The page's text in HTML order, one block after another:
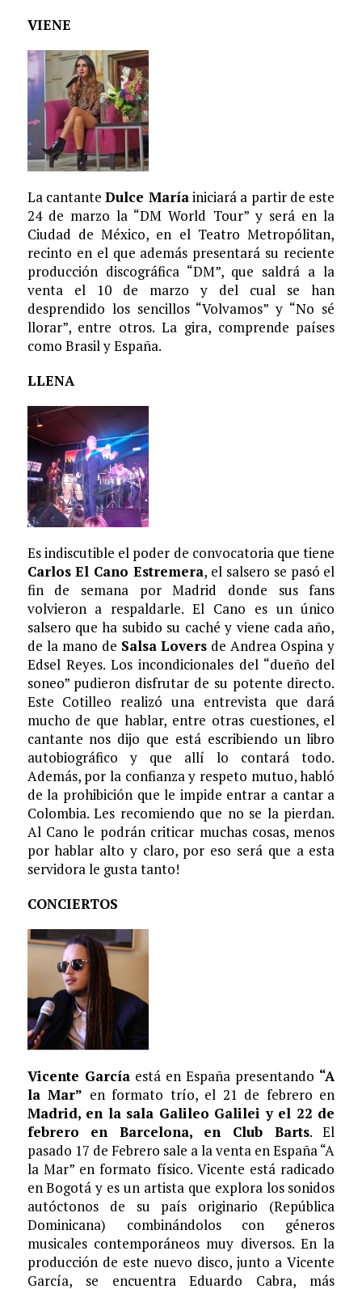
VIENE
La cantanteDulce Maríainiciará a partir de este
24 de marzo la “DM World Tour” y será en la
Ciudad de México, en el Teatro Metropólitan,
recinto en el que además presentará su reciente
producción discográfica “DM”, que saldrá a la
venta el 10 de marzo y del cual se han
desprendido los sencillos “Volvamos” y “No sé
llorar”, entre otros. La gira, comprende países
como Brasil y España.
LLENA
Es indiscutible el poder de convocatoria que tiene
Carlos El Cano Estremera, el salsero se pasó el
fin de semana por Madrid donde sus fans
volvieron a respaldarle. El Cano es un único
salsero que ha subido su caché y viene cada año,
de la mano de Salsa Lovers de Andrea Ospina y
Edsel Reyes. Los incondicionales del “dueño del
soneo” pudieron disfrutar de su potente directo.
Este Cotilleo realizó una entrevista que dará
mucho de que hablar, entre otras cuestiones, el
cantante nos dijo que está escribiendo un libro
autobiográfico y que allí lo contará todo.
Además, por la confianza y respeto mutuo, habló
de la prohibición que le impide entrar a cantar a
Colombia. Les recomiendo que no se la pierdan.
Al Cano le podrán criticar muchas cosas, menos
por hablar alto y claro, por eso será que a esta
servidora le gusta tanto!
CONCIERTOS
Vicente Garcíaestá en España presentando “A
la Mar” en formato trío, el 21 de febrero en
Madrid, en la sala Galileo Galilei y el 22 de
febrero en Barcelona, en Club Barts. El
pasado 17 de Febrero sale a la venta en España “A
la Mar” en formato físico. Vicente está radicado
en Bogotá y es un artista que explora los sonidos
autóctonos de su país originario (República
Dominicana) combinándolos con géneros
musicales contemporáneos muy diversos. En la
producción de este nuevo disco, junto a Vicente
García, se encuentra Eduardo Cabra, más